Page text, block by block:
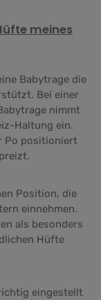
meines
Babytrage die
Bei einer
nimmt
Haltung ein.
Po positioniert
Position, die
einnehmen.
als besonders
Hüfte
eingestellt